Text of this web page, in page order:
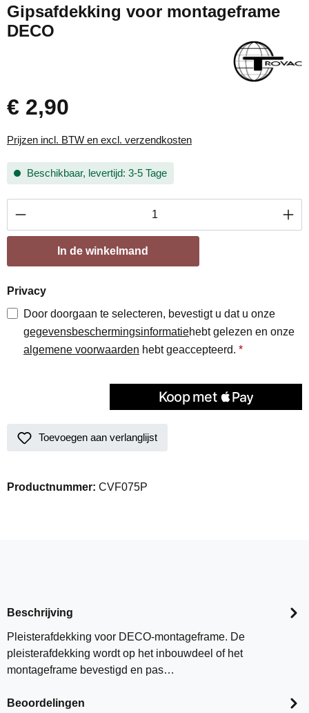
Gipsafdekking voor montageframe
DECO
€ 2,90
Prijzen incl. BTW en excl. verzendkosten
Beschikbaar, levertijd: 3-5 Tage
Producthoeveelheid: Voer de gewenste
In de winkelmand
Privacy
Door doorgaan te selecteren, bevestigt u dat u onze
gegevensbeschermingsinformatiehebt gelezen en onze
algemene voorwaarden hebt geaccepteerd. *
Toevoegen aan verlanglijst
Productnummer: CVF075P
Beschrijving
Pleisterafdekking voor DECO-montageframe. De
pleisterafdekking wordt op het inbouwdeel of het
montageframe bevestigd en pas…
Beoordelingen